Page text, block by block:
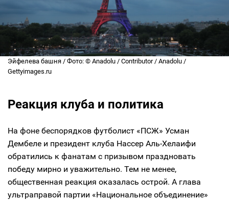
Эйфелева башня / Фото: © Anadolu / Contributor / Anadolu /
Gettyimages.ru
Реакция клуба и политика
На фоне беспорядков футболист «ПСЖ» Усман
Дембеле и президент клуба Нассер Аль-Хелаифи
обратились к фанатам с призывом праздновать
победу мирно и уважительно. Тем не менее,
общественная реакция оказалась острой. А глава
ультраправой партии «Национальное объединение»